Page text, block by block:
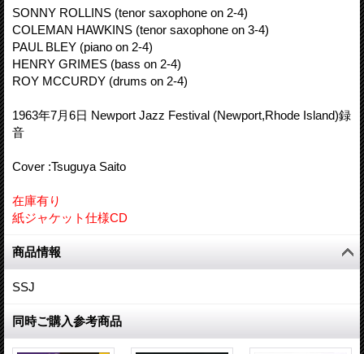
SONNY ROLLINS (tenor saxophone on 2-4)
COLEMAN HAWKINS (tenor saxophone on 3-4)
PAUL BLEY (piano on 2-4)
HENRY GRIMES (bass on 2-4)
ROY MCCURDY (drums on 2-4)
1963年7月6日 Newport Jazz Festival (Newport,Rhode Island)録
音
Cover :Tsuguya Saito
在庫有り
紙ジャケット仕様CD
商品情報
SSJ
同時ご購入参考商品